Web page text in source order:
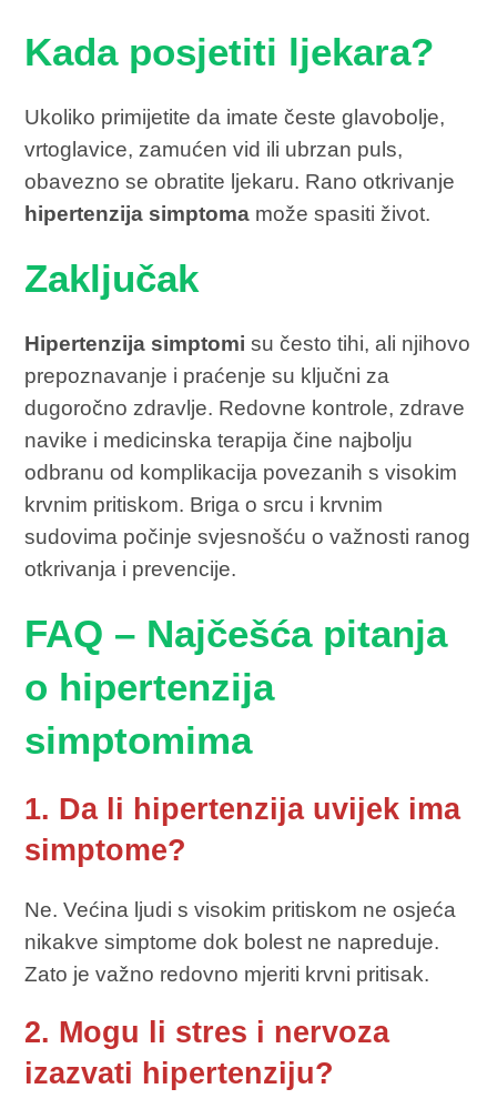
Kada posjetiti ljekara?
Ukoliko primijetite da imate česte glavobolje,
vrtoglavice, zamućen vid ili ubrzan puls,
obavezno se obratite ljekaru. Rano otkrivanje
hipertenzija simptoma može spasiti život.
Zaključak
Hipertenzija simptomi su često tihi, ali njihovo
prepoznavanje i praćenje su ključni za
dugoročno zdravlje. Redovne kontrole, zdrave
navike i medicinska terapija čine najbolju
odbranu od komplikacija povezanih s visokim
krvnim pritiskom. Briga o srcu i krvnim
sudovima počinje svjesnošću o važnosti ranog
otkrivanja i prevencije.
FAQ – Najčešća pitanja
o hipertenzija
simptomima
1. Da li hipertenzija uvijek ima
simptome?
Ne. Većina ljudi s visokim pritiskom ne osjeća
nikakve simptome dok bolest ne napreduje.
Zato je važno redovno mjeriti krvni pritisak.
2. Mogu li stres i nervoza
izazvati hipertenziju?